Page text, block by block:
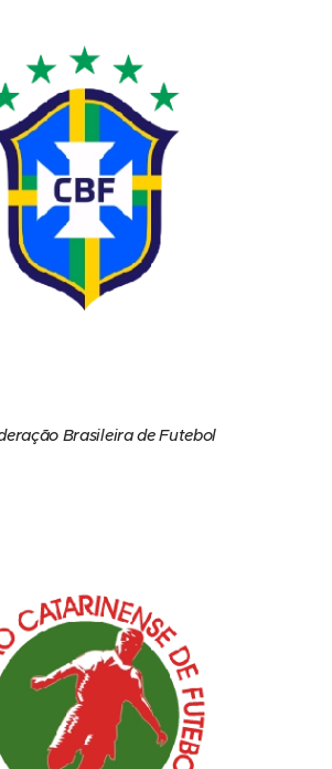
Brasileira de Futebol